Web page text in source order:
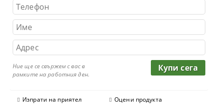
Ние ще се свържем с вас в
рамките на работния ден.
Изпрати на приятел Оцени продукта